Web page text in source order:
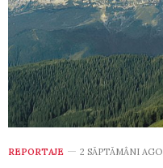
REPORTAJE 2 SĂPTĂMÂNI AGO